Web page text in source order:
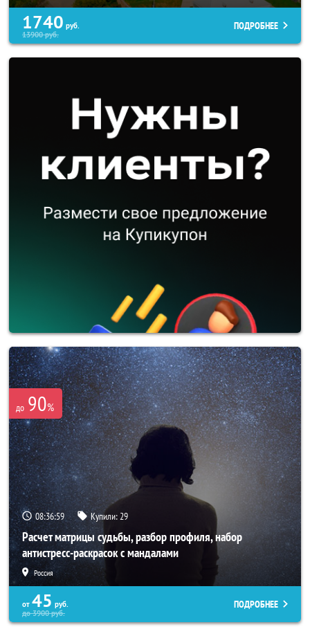
1740 руб.
13900руб.
ПОДРОБНЕЕ
до 90%
08:36:57 Купили:29
Расчет матрицы судьбы, разбор профиля, набор
антистресс-раскрасок с мандалами
Россия
от 45 руб.
до3900руб.
ПОДРОБНЕЕ